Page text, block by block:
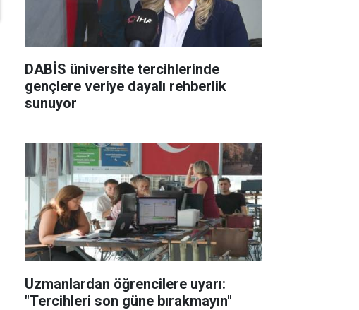
DABİS üniversite tercihlerinde
gençlere veriye dayalı rehberlik
sunuyor
Uzmanlardan öğrencilere uyarı:
"Tercihleri son güne bırakmayın"